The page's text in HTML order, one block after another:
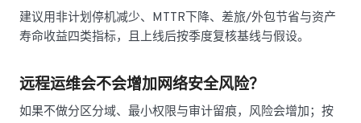
建议用非计划停机减少、MTTR下降、差旅/外包节省与资产
寿命收益四类指标，且上线后按季度复核基线与假设。
远程运维会不会增加网络安全风险？
如果不做分区分域、最小权限与审计留痕，风险会增加；按